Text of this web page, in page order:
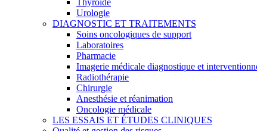
Thyroïde
Urologie
DIAGNOSTIC ET TRAITEMENTS
Soins oncologiques de support
Laboratoires
Pharmacie
Imagerie médicale diagnostique et
Radiothérapie
Chirurgie
Anesthésie et réanimation
Oncologie médicale
LES ESSAIS ET ÉTUDES CLINIQUES